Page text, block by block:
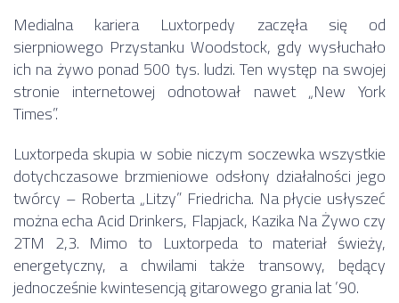
Medialna kariera Luxtorpedy zaczęła się od
sierpniowego Przystanku Woodstock, gdy wysłuchało
ich na żywo ponad 500 tys. ludzi. Ten występ na swojej
stronie internetowej odnotował nawet „New York
Times”.
Luxtorpeda skupia w sobie niczym soczewka wszystkie
dotychczasowe brzmieniowe odsłony działalności jego
twórcy – Roberta „Litzy” Friedricha. Na płycie usłyszeć
można echa Acid Drinkers, Flapjack, Kazika Na Żywo czy
2TM 2,3. Mimo to Luxtorpeda to materiał świeży,
energetyczny, a chwilami także transowy, będący
jednocześnie kwintesencją gitarowego grania lat ’90.